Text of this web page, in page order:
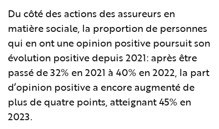
Du côté des actions des assureurs en
matière sociale, la proportion de personnes
qui en ont une opinion positive poursuit son
évolution positive depuis 2021: après être
passé de 32% en 2021 à 40% en 2022, la part
d’opinion positive a encore augmenté de
plus de quatre points, atteignant 45% en
2023.